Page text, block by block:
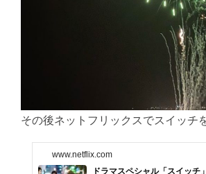
その後ネットフリックスでスイッチ
www.netflix.com
ドラマスペシャル「スイッチ